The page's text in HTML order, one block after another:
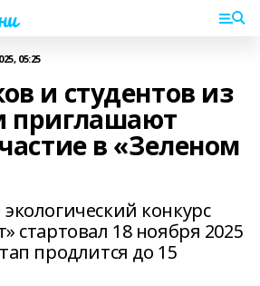
05:25
и студентов из
приглашают
в «Зеленом
конкурс
стартовал 18 ноября 2025
продлится до 15